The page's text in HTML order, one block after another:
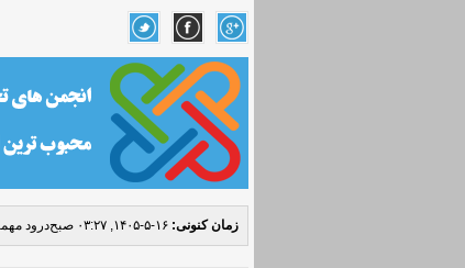
زمان کنونی: ۱۶-۵-۱۴۰۵, ۰۳:۲۷ صبح درود